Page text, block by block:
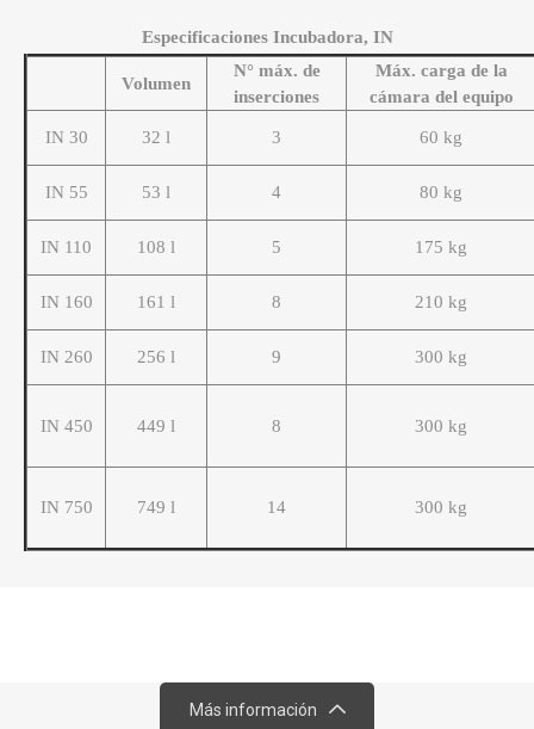
Especificaciones Incubadora, IN
Volumen
N° máx. de
inserciones
Máx. carga de la
cámara del equipo
IN 30 32 l 3 60 kg
IN 55 53 l 4 80 kg
IN 110 108 l 5 175 kg
IN 160 161 l 8 210 kg
IN 260 256 l 9 300 kg
IN 450 449 l 8 300 kg
IN 750 749 l 14 300 kg
Más información